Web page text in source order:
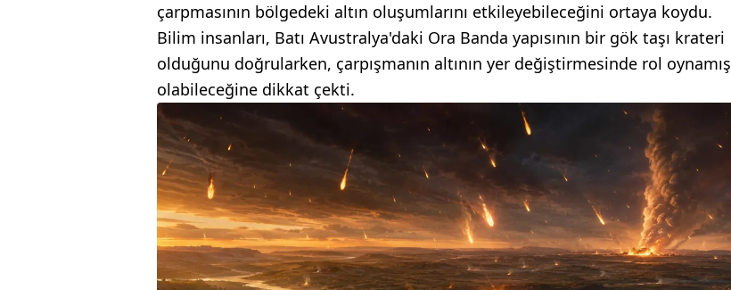
çarpmasının bölgedeki altın oluşumlarını etkileyebileceğini ortaya koydu.
Bilim insanları, Batı Avustralya'daki Ora Banda yapısının bir gök taşı krateri
olduğunu doğrularken, çarpışmanın altının yer değiştirmesinde rol oynamış
olabileceğine dikkat çekti.